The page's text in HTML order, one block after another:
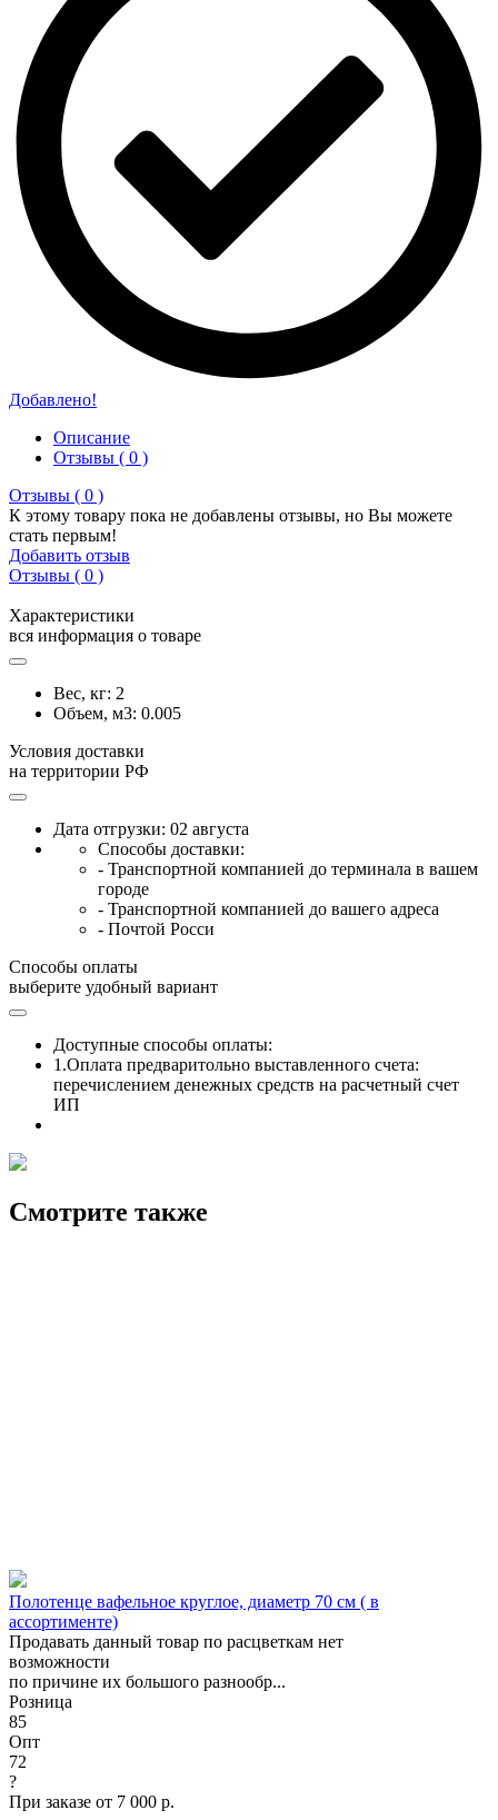
Добавлено!
Описание
Отзывы ( 0 )
Отзывы ( 0 )
К этому товару пока не добавлены отзывы, но Вы можете
стать первым!
Добавить отзыв
Отзывы ( 0 )
Характеристики
вся информация о товаре
Вес, кг: 2
Объем, м3: 0.005
Условия доставки
на территории РФ
Дата отгрузки: 02 августа
Способы доставки:
- Транспортной компанией до терминала в вашем
городе
- Транспортной компанией до вашего адреса
- Почтой Росси
Способы оплаты
выберите удобный вариант
Доступные способы оплаты:
1.Оплата предваритольно выставленного счета:
перечислением денежных средств на расчетный счет
ИП
Смотрите также
Полотенце вафельное круглое, диаметр 70 см ( в
ассортименте)
Продавать данный товар по расцветкам нет
возможности
по причине их большого разнообр...
Розница
85
Опт
72
?
При заказе от 7 000 р.